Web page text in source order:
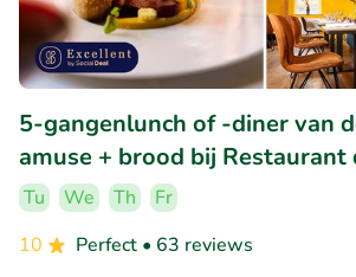
5-gangenlunch of -diner van
amuse + brood bij Restaurant
Tu We Th
Fr
10
Perfect • 63 reviews